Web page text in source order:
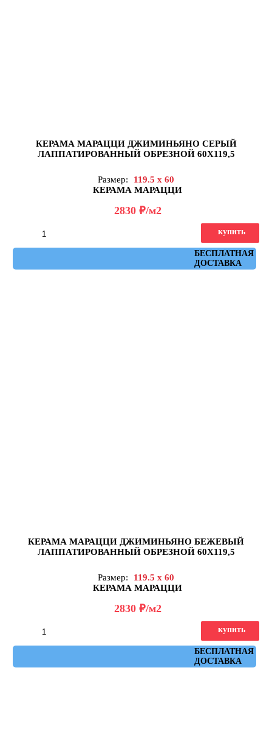
КЕРАМА МАРАЦЦИ ДЖИМИНЬЯНО СЕРЫЙ
ЛАППАТИРОВАННЫЙ ОБРЕЗНОЙ 60Х119,5
Размер:
119.5 x 60
КЕРАМА МАРАЦЦИ
2830 д/м2
БЕСПЛАТНАЯ
ДОСТАВКА
купить
КЕРАМА МАРАЦЦИ ДЖИМИНЬЯНО БЕЖЕВЫЙ
ЛАППАТИРОВАННЫЙ ОБРЕЗНОЙ 60Х119,5
Размер:
119.5 x 60
КЕРАМА МАРАЦЦИ
2830 д/м2
БЕСПЛАТНАЯ
ДОСТАВКА
купить